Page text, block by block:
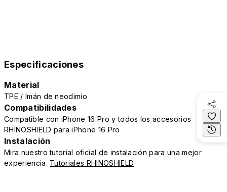
Especificaciones
Material
TPE / Imán de neodimio
Compatibilidades
Compatible con iPhone 16 Pro y todos los accesorios
RHINOSHIELD para iPhone 16 Pro
Instalación
Mira nuestro tutorial oficial de instalación para una mejor
experiencia. Tutoriales RHINOSHIELD